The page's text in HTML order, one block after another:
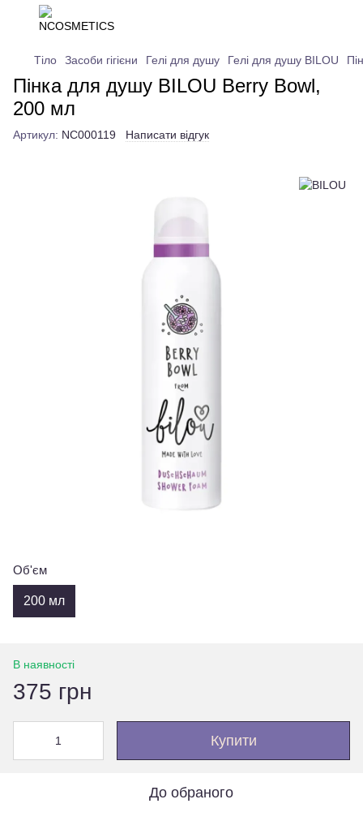
Тіло Засоби гігієни Гелі для душу Гелі для душу BILOU
Пінка для душу BILOU Berry Bowl,
200 мл
Артикул: NC000119 Написати відгук
Об'єм
200 мл
В наявності
375 грн
Купити
До обраного